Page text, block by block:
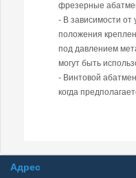
фрезерные
- В зависимости от
положения
под давлением
могут быть
- Винтовой
когда
Адрес